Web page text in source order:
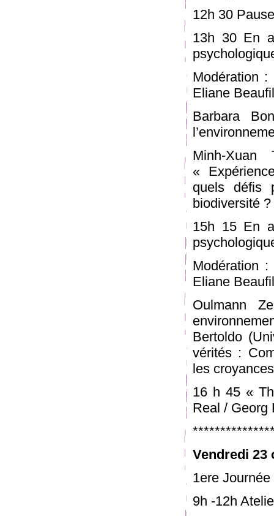
12h 30
13h 30 En
Modération
Eliane
Barbara
Minh-Xuan
«
quels défis
biodiversité ?
15h 15 En
Modération
Eliane
Oulmann
Bertoldo
vérités :
les
16 h 45 «
Real / Georg
Vendredi 23
1ere Journée
9h -12h